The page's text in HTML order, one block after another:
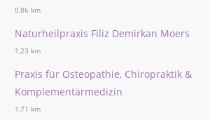
0,86 km
Naturheilpraxis Filiz Demirkan Moers
1,23 km
Praxis für Osteopathie, Chiropraktik &
Komplementärmedizin
1,71 km